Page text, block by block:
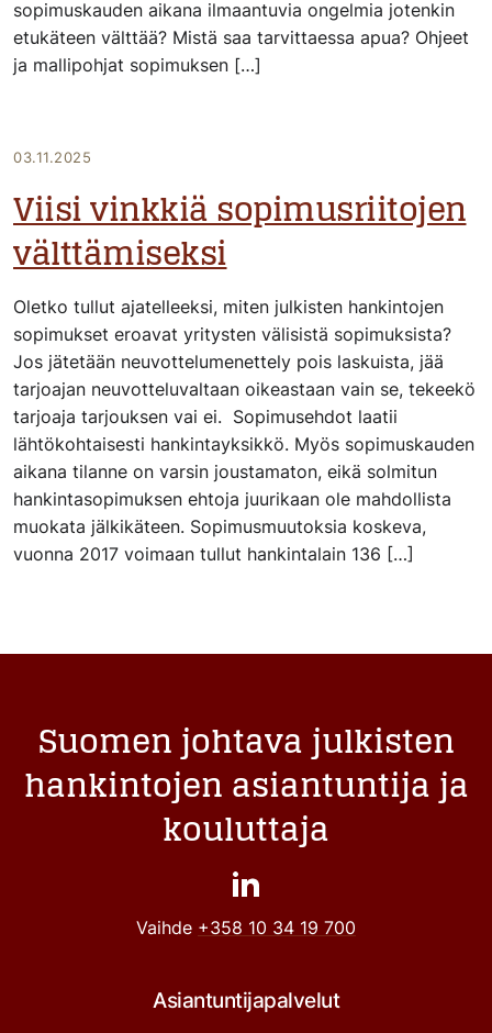
sopimuskauden aikana ilmaantuvia ongelmia jotenkin
etukäteen välttää? Mistä saa tarvittaessa apua? Ohjeet
ja mallipohjat sopimuksen […]
03.11.2025
Viisi vinkkiä sopimusriitojen
välttämiseksi
Oletko tullut ajatelleeksi, miten julkisten hankintojen
sopimukset eroavat yritysten välisistä sopimuksista?
Jos jätetään neuvottelumenettely pois laskuista, jää
tarjoajan neuvotteluvaltaan oikeastaan vain se, tekeekö
tarjoaja tarjouksen vai ei. Sopimusehdot laatii
lähtökohtaisesti hankintayksikkö. Myös sopimuskauden
aikana tilanne on varsin joustamaton, eikä solmitun
hankintasopimuksen ehtoja juurikaan ole mahdollista
muokata jälkikäteen. Sopimusmuutoksia koskeva,
vuonna 2017 voimaan tullut hankintalain 136 […]
Suomen johtava julkisten
hankintojen asiantuntija ja
kouluttaja
Vaihde +358 10 34 19 700
Asiantuntijapalvelut